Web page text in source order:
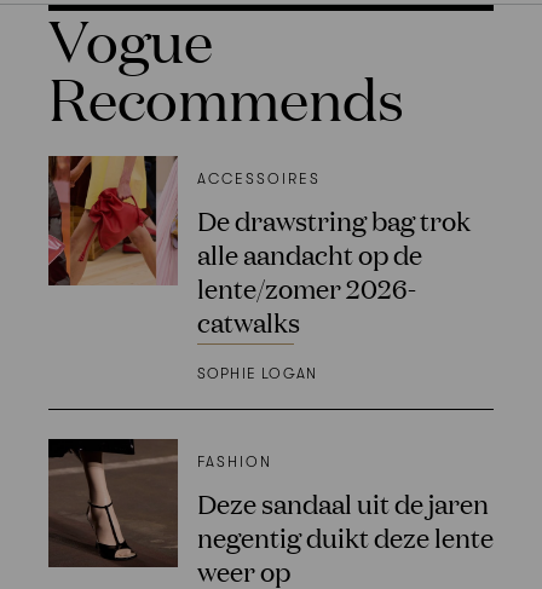
Vogue
Recommends
ACCESSOIRES
De drawstring bag trok
alle aandacht op de
lente/zomer 2026-
catwalks
SOPHIE LOGAN
FASHION
Deze sandaal uit de jaren
negentig duikt deze lente
weer op